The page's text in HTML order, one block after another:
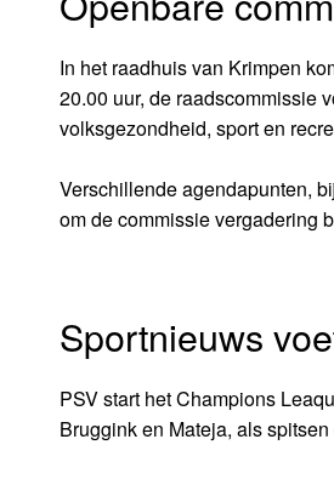
In het raadhuis van Krimpen
20.00 uur, de raadscommissie
volksgezondheid, sport en
Verschillende agendapunten,
om de commissie vergadering
Sportnieuws
PSV start het Champions
Bruggink en Mateja, als spitsen